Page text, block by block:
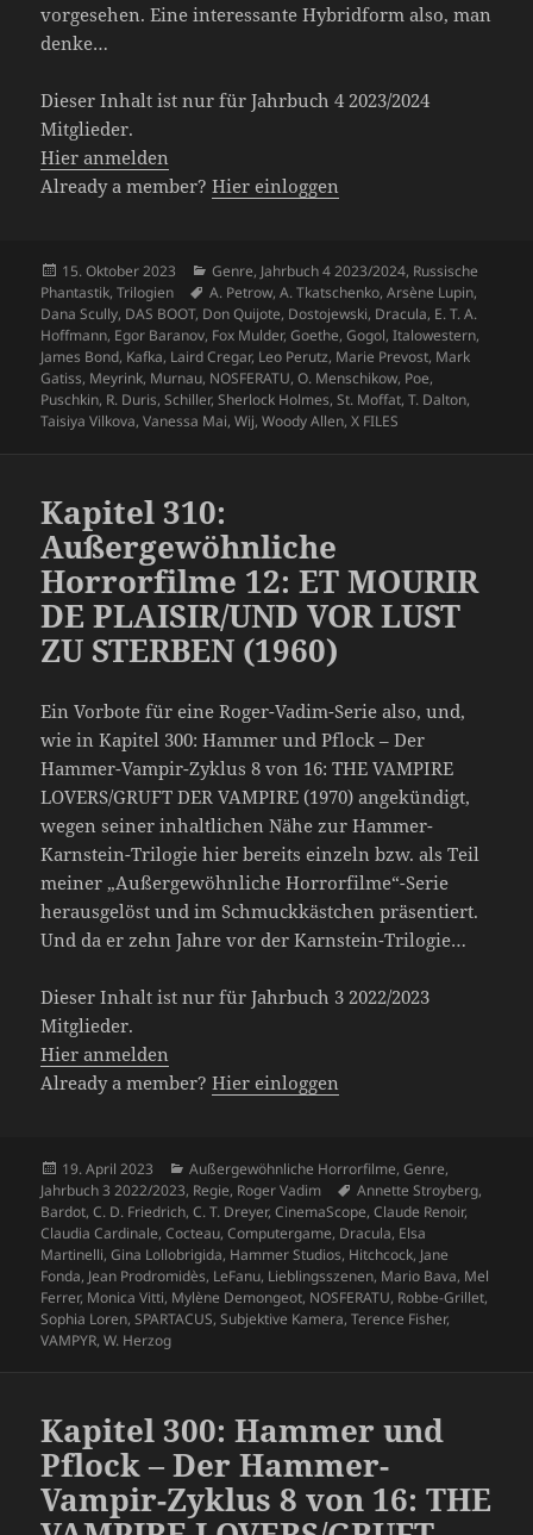
vorgesehen. Eine interessante Hybridform also, man
denke…
Dieser Inhalt ist nur für Jahrbuch 4 2023/2024
Mitglieder.
Hier anmelden
Already a member?Hier einloggen
Veröffentlicht
am
15. Oktober 2023 Kategorien
Genre, Jahrbuch 4 2023/2024, Russische
Phantastik,Trilogien Schlagwörter
A. Petrow,A. Tkatschenko,Arsène Lupin,
Dana Scully, DAS BOOT, Don Quijote, Dostojewski, Dracula, E. T. A.
Hoffmann, Egor Baranov, Fox Mulder,Goethe,Gogol,Italowestern,
James Bond, Kafka, Laird Cregar, Leo Perutz, Marie Prevost, Mark
Gatiss, Meyrink, Murnau, NOSFERATU,O. Menschikow, Poe,
Puschkin, R. Duris,Schiller,Sherlock Holmes,St. Moffat,T. Dalton,
Taisiya Vilkova,Vanessa Mai,Wij,Woody Allen,X FILES
Kapitel 310:
Außergewöhnliche
Horrorfilme 12: ET MOURIR
DE PLAISIR/UND VOR LUST
ZU STERBEN (1960)
Ein Vorbote für eine Roger-Vadim-Serie also, und,
wie in Kapitel 300: Hammer und Pflock – Der
Hammer-Vampir-Zyklus 8 von 16: THE VAMPIRE
LOVERS/GRUFT DER VAMPIRE (1970) angekündigt,
wegen seiner inhaltlichen Nähe zur Hammer-
Karnstein-Trilogie hier bereits einzeln bzw. als Teil
meiner „Außergewöhnliche Horrorfilme“-Serie
herausgelöst und im Schmuckkästchen präsentiert.
Und da er zehn Jahre vor der Karnstein-Trilogie…
Dieser Inhalt ist nur für Jahrbuch 3 2022/2023
Mitglieder.
Hier anmelden
Already a member?Hier einloggen
Veröffentlicht
am
19. April 2023 Kategorien
Außergewöhnliche Horrorfilme,Genre,
Jahrbuch 3 2022/2023, Regie, Roger Vadim Schlagwörter
Annette Stroyberg,
Bardot,C. D. Friedrich,C. T. Dreyer,CinemaScope,Claude Renoir,
Claudia Cardinale,Cocteau,Computergame, Dracula, Elsa
Martinelli,Gina Lollobrigida, Hammer Studios, Hitchcock, Jane
Fonda, Jean Prodromidès, LeFanu, Lieblingsszenen, Mario Bava, Mel
Ferrer, Monica Vitti, Mylène Demongeot, NOSFERATU, Robbe-Grillet,
Sophia Loren,SPARTACUS,Subjektive Kamera,Terence Fisher,
VAMPYR,W. Herzog
Kapitel 300: Hammer und
Pflock – Der Hammer-
Vampir-Zyklus 8 von 16: THE